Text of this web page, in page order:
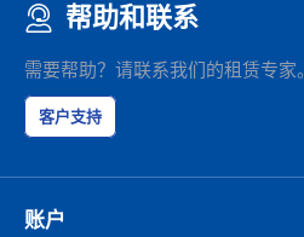
帮助和联系
需要帮助？请联系我们的租赁专家。
客户支持
账户